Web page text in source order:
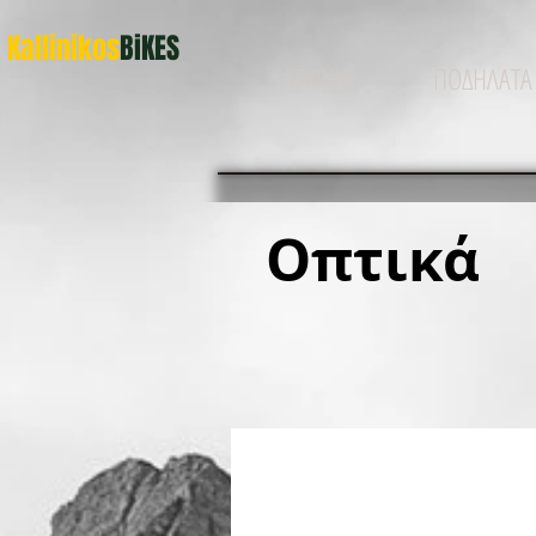
KallinikosBiKES
ΠΟΔΗΛΑΤΑ
Οπτικά